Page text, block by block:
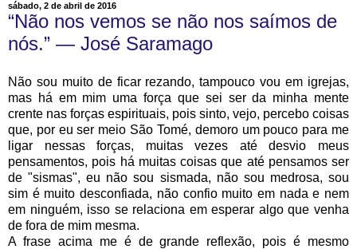
sábado, 2 de abril de 2016
“Não nos vemos se não nos saímos de
nós.” ― José Saramago
Não sou muito de ficar rezando, tampouco vou em igrejas,
mas há em mim uma força que sei ser da minha mente
crente nas forças espirituais, pois sinto, vejo, percebo coisas
que, por eu ser meio São Tomé, demoro um pouco para me
ligar nessas forças, muitas vezes até desvio meus
pensamentos, pois há muitas coisas que até pensamos ser
de "sismas", eu não sou sismada, não sou medrosa, sou
sim é muito desconfiada, não confio muito em nada e nem
em ninguém, isso se relaciona em esperar algo que venha
de fora de mim mesma.
A frase acima me é de grande reflexão, pois é mesmo